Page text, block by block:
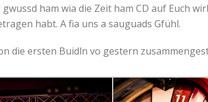
ham wia die Zeit ham CD auf Euch
habt. A fia uns a sauguads Gfühl.
die ersten Buidln vo gestern